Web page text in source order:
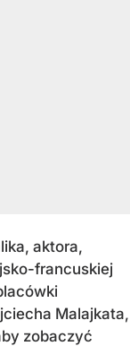
aktora,
francuskiej
Malajkata,
zobaczyć